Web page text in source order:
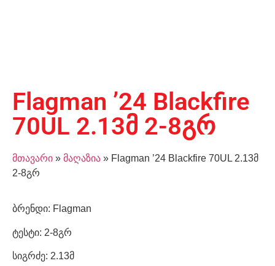
Flagman ’24 Blackfire
70UL 2.13მ 2-8გრ
მთავარი » მაღაზია » Flagman ’24 Blackfire 70UL 2.13მ
2-8გრ
ბრენდი: Flagman
ტესტი: 2-8გრ
სიგრძე: 2.13მ